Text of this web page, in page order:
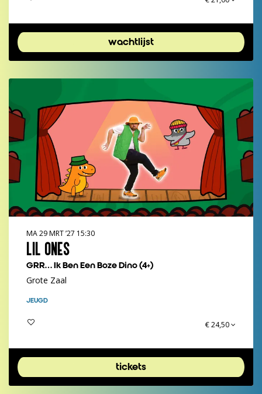
wachtlijst
LIL ONES
GRR… Ik Ben Een Boze Dino (4+)
MA 29 MRT ’27 15:30
Grote Zaal
JEUGD
€ 24,50
tickets